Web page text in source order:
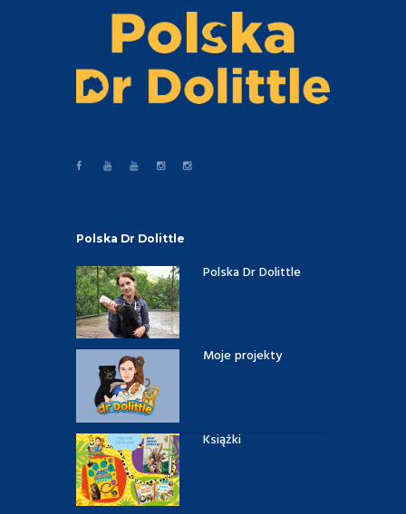
Polska Dr Dolittle
Polska Dr Dolittle
Moje projekty
Książki